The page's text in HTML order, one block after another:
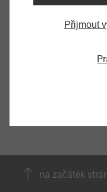
na začátek
Přijmout